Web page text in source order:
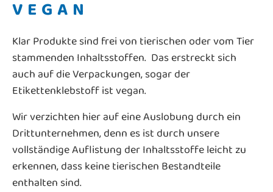
VEGAN
Klar Produkte sind frei von tierischen oder vom Tier
stammenden Inhaltsstoffen. Das erstreckt sich
auch auf die Verpackungen, sogar der
Etikettenklebstoff ist vegan.
Wir verzichten hier auf eine Auslobung durch ein
Drittunternehmen, denn es ist durch unsere
vollständige Auflistung der Inhaltsstoffe leicht zu
erkennen, dass keine tierischen Bestandteile
enthalten sind.